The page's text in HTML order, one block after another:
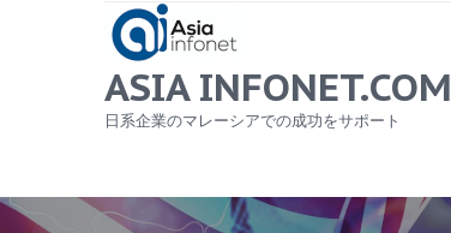
ASIA INFONET.COM
日系企業のマレーシアでの成功をサポート